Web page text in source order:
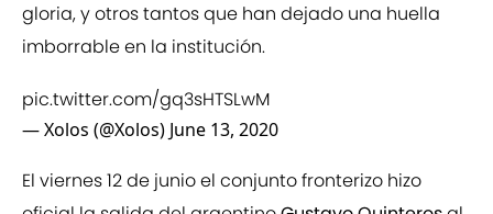
gloria, y otros tantos que han dejado una huella
imborrable en la institución.
pic.twitter.com/gq3sHTSLwM
— Xolos (@Xolos) June 13, 2020
El viernes 12 de junio el conjunto fronterizo hizo